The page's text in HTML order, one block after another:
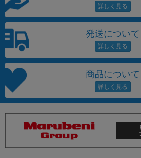
発送について
商品について